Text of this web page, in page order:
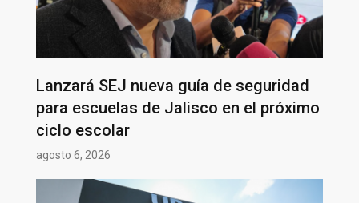
Lanzará SEJ nueva guía de seguridad
para escuelas de Jalisco en el próximo
ciclo escolar
agosto 6, 2026